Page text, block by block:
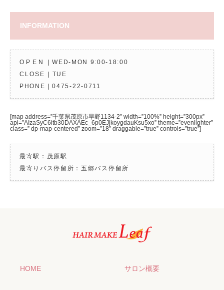
INFORMATION
OPEN
| WED-MON 9:00-18:00
CLOSE | TUE
PHONE |0475-22-0711
[map address=”千葉県茂原市早野1134-2″ width=”100%” height=”300px”
api=”AIzaSyC6itb30DAXAEc_6p0EJjkoygdauKsu5xo” theme=”evenlighter”
class=” dp-map-centered” zoom=”18″ draggable=”true” controls=”true”]
最寄駅：茂原駅
最寄りバス停留所：五郷バス停留所
HOME サロン概要